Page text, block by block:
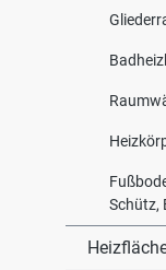
Schütz,